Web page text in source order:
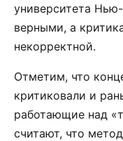
университета
верными, а
некорректной.
Отметим, что
критиковали и
работающие над
считают, что